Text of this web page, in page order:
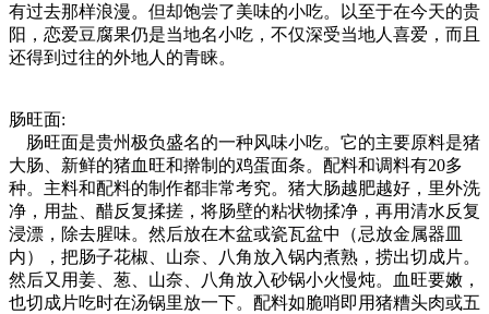
有过去那样浪漫。但却饱尝了美味的小吃。以至于在今天的贵
阳，恋爱豆腐果仍是当地名小吃，不仅深受当地人喜爱，而且
还得到过往的外地人的青睐。
肠旺面:
肠旺面是贵州极负盛名的一种风味小吃。它的主要原料是猪
大肠、新鲜的猪血旺和擀制的鸡蛋面条。配料和调料有20多
种。主料和配料的制作都非常考究。猪大肠越肥越好，里外洗
净，用盐、醋反复揉搓，将肠壁的粘状物揉净，再用清水反复
浸漂，除去腥味。然后放在木盆或瓷瓦盆中（忌放金属器皿
内），把肠子花椒、山奈、八角放入锅内煮熟，捞出切成片。
然后又用姜、葱、山奈、八角放入砂锅小火慢炖。血旺要嫩，
也切成片吃时在汤锅里放一下。配料如脆哨即用猪糟头肉或五